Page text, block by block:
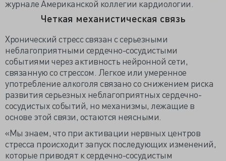
журнале Американской коллегии кардиологии.
Четкая механистическая связь
Хронический стресс связан с серьезными
неблагоприятными сердечно-сосудистыми
событиями через активность нейронной сети,
связанную со стрессом. Легкое или умеренное
употребление алкоголя связано со снижением риска
развития серьезных неблагоприятных сердечно-
сосудистых событий, но механизмы, лежащие в
основе этой связи, остаются неясными.
«Мы знаем, что при активации нервных центров
стресса происходит запуск последующих изменений,
которые приводят к сердечно-сосудистым